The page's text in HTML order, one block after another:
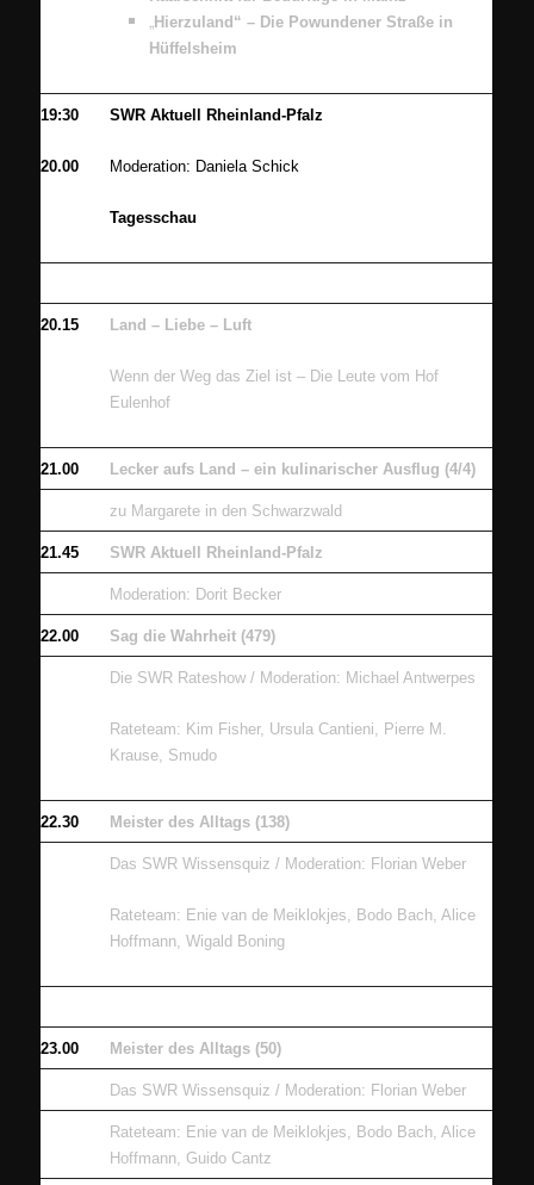
„Hierzuland“ – Die Powundener Straße in
Hüffelsheim
19:30
20.00
SWR Aktuell Rheinland-Pfalz
Moderation: Daniela Schick
Tagesschau
20.15 Land – Liebe – Luft
Wenn der Weg das Ziel ist – Die Leute vom Hof
Eulenhof
21.00 Lecker aufs Land – ein kulinarischer Ausflug (4/4)
zu Margarete in den Schwarzwald
21.45 SWR Aktuell Rheinland-Pfalz
Moderation: Dorit Becker
22.00 Sag die Wahrheit (479)
Die SWR Rateshow / Moderation: Michael Antwerpes
Rateteam: Kim Fisher, Ursula Cantieni, Pierre M.
Krause, Smudo
22.30 Meister des Alltags (138)
Das SWR Wissensquiz / Moderation: Florian Weber
Rateteam: Enie van de Meiklokjes, Bodo Bach, Alice
Hoffmann, Wigald Boning
23.00 Meister des Alltags (50)
Das SWR Wissensquiz / Moderation: Florian Weber
Rateteam: Enie van de Meiklokjes, Bodo Bach, Alice
Hoffmann, Guido Cantz